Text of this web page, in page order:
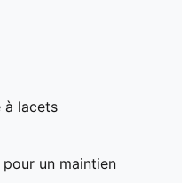
à lacets
pour un maintien